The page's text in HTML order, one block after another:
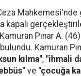
Mahkemesi'nde
kapalı
Pınar A.
Kamuran
kılma", "ihmali
ve "çocuğa